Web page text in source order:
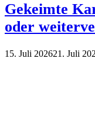
Gekeimte
oder
15. Juli 202621. Juli